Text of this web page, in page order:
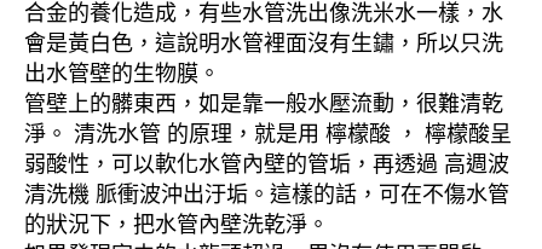
合金的養化造成，有些水管洗出像洗米水一樣，水
會是黃白色，這說明水管裡面沒有生鏽，所以只洗
出水管壁的生物膜。
管壁上的髒東西，如是靠一般水壓流動，很難清乾
淨。 清洗水管 的原理，就是用 檸檬酸 ， 檸檬酸呈
弱酸性，可以軟化水管內壁的管垢，再透過 高週波
清洗機 脈衝波沖出汙垢。這樣的話，可在不傷水管
的狀況下，把水管內壁洗乾淨。